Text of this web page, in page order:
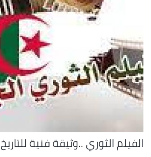
الفيلم الثوري ..وثيقة فنية للتاريخ